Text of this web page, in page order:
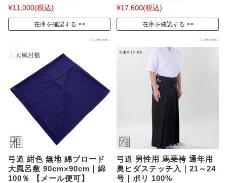
¥11,000(税込)
在庫を確認する
¥17,600(税込)
在庫を確認する
弓道 紺色 無地 綿ブロード
大風呂敷 90cm×90cm｜綿
100％ 【メール便可】
弓道 男性用 馬乗袴 通年用
奥ヒダステッチ入｜21～24
号｜ポリ 100%